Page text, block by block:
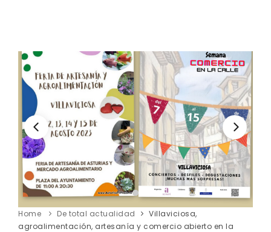
Home De total actualidad
Villaviciosa,
agroalimentación, artesanía y comercio abierto en la